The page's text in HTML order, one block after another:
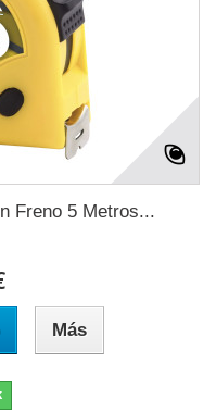
Freno 5 Metros...
Más